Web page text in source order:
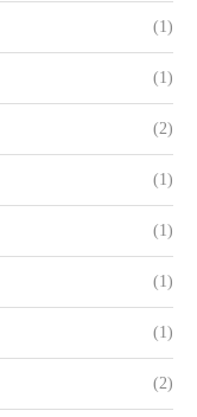
(1)
(1)
(2)
(1)
(1)
(1)
(1)
(2)